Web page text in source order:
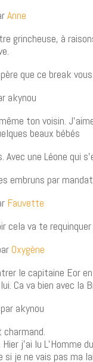
Anne
grincheuse, à
que ce break
akynou
ton voisin.
beaux bébés
une Léone qui
embruns par
Fauvette
cela va te
Oxygène
le capitaine Eor
Ca va bien avec la
akynou
j’ai lu L’Homme
si je ne vais pas ma